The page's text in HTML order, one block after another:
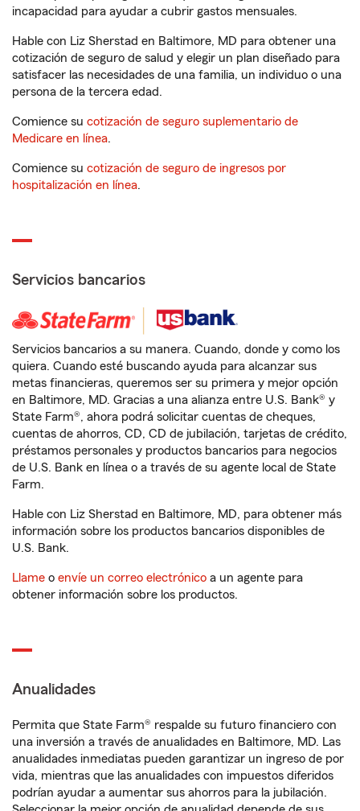
incapacidad para ayudar a cubrir gastos mensuales.
Hable con Liz Sherstad en Baltimore, MD para obtener una
cotización de seguro de salud y elegir un plan diseñado para
satisfacer las necesidades de una familia, un individuo o una
persona de la tercera edad.
Comience su cotización de seguro suplementario de
Medicare en línea.
Comience su cotización de seguro de ingresos por
hospitalización en línea.
Servicios bancarios
Servicios bancarios a su manera. Cuando, donde y como los
quiera. Cuando esté buscando ayuda para alcanzar sus
metas financieras, queremos ser su primera y mejor opción
en Baltimore, MD. Gracias a una alianza entre U.S. Bank® y
State Farm®, ahora podrá solicitar cuentas de cheques,
cuentas de ahorros, CD, CD de jubilación, tarjetas de crédito,
préstamos personales y productos bancarios para negocios
de U.S. Bank en línea o a través de su agente local de State
Farm.
Hable con Liz Sherstad en Baltimore, MD, para obtener más
información sobre los productos bancarios disponibles de
U.S. Bank.
Llame o envíe un correo electrónico a un agente para
obtener información sobre los productos.
Anualidades
Permita que State Farm® respalde su futuro financiero con
una inversión a través de anualidades en Baltimore, MD. Las
anualidades inmediatas pueden garantizar un ingreso de por
vida, mientras que las anualidades con impuestos diferidos
podrían ayudar a aumentar sus ahorros para la jubilación.